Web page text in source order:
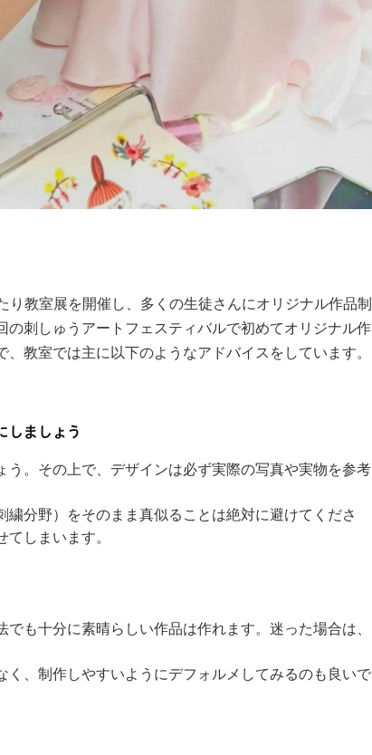
教室展を開催し、多くの生徒さんにオリジナル作品制
の刺しゅうアートフェスティバルで初めてオリジナル作
教室では主に以下のようなアドバイスをしています。
しましょう
う。その上で、デザインは必ず実際の写真や実物を参考
分野）をそのまま真似ることは絶対に避けてくださ
しまいます。
も十分に素晴らしい作品は作れます。迷った場合は、
く、制作しやすいようにデフォルメしてみるのも良いで